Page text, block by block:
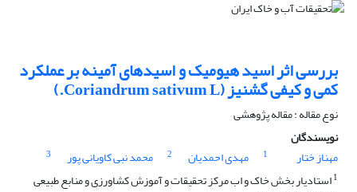
بررسی اثر اسید هیومیک و اسیدهای آمینه بر عملکرد
کمی و کیفی گشنیز (Coriandrum sativum L.)
نوع مقاله : مقاله پژوهشی
نویسندگان
مهناز ختار
1 مهدی احمدیان 2 محمد نبی کاویانی پور
3
1استادیار بخش خاک و اب مرکز تحقیقات و آموزش کشاورزی و منابع طبیعی